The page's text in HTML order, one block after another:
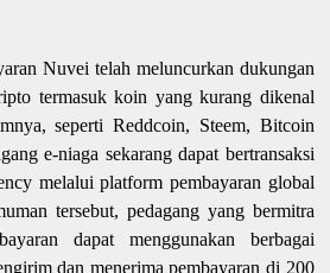
Nuvei telah meluncurkan dukungan
termasuk koin yang kurang dikenal
seperti Reddcoin, Steem, Bitcoin
e-niaga sekarang dapat bertransaksi
melalui platform pembayaran global
tersebut, pedagang yang bermitra
dapat menggunakan berbagai
dan menerima pembayaran di 200